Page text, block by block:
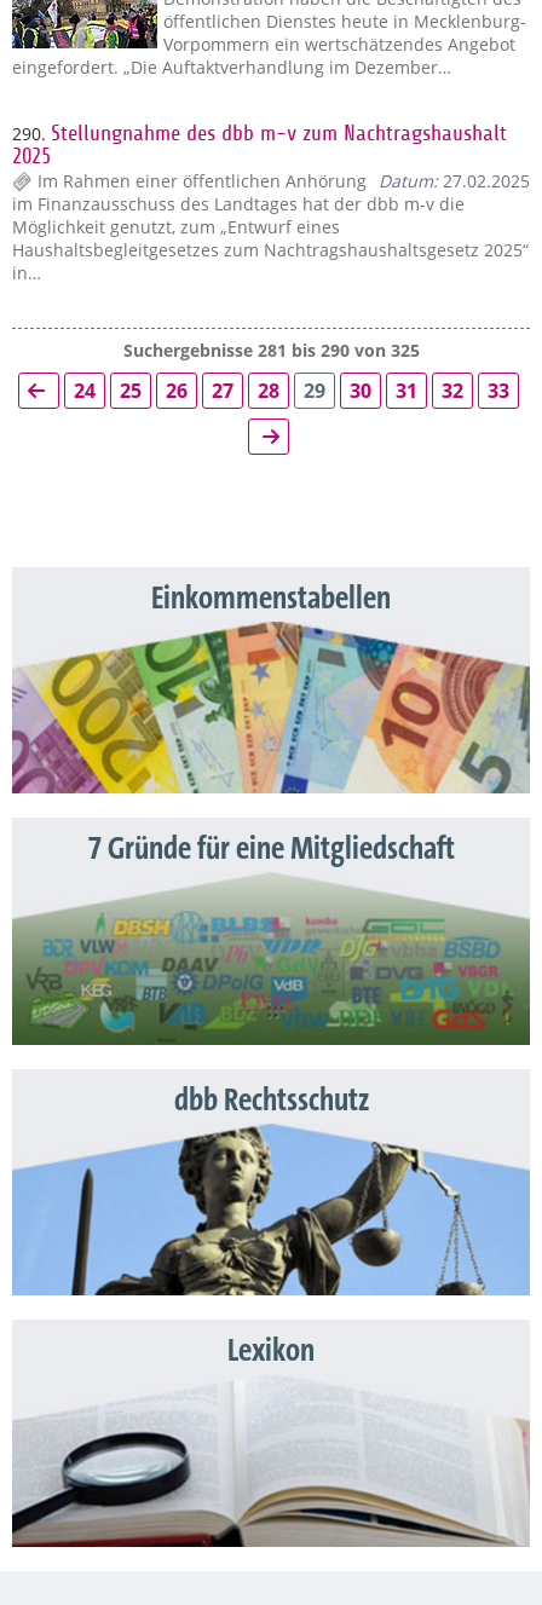
öffentlichen Dienstes heute in Mecklenburg-
Vorpommern ein wertschätzendes Angebot
eingefordert. „Die Auftaktverhandlung im Dezember…
290. Stellungnahme des dbb m-v zum Nachtragshaushalt
2025
Datum:27.02.2025
Im Rahmen einer öffentlichen Anhörung
im Finanzausschuss des Landtages hat der dbb m-v die
Möglichkeit genutzt, zum „Entwurf eines
Haushaltsbegleitgesetzes zum Nachtragshaushaltsgesetz 2025“
in…
Suchergebnisse 281 bis 290 von 325
24 25 26 27 28 29 30 31 32 33
Einkommenstabellen
7 Gründe für eine Mitgliedschaft
dbb Rechtsschutz
Lexikon